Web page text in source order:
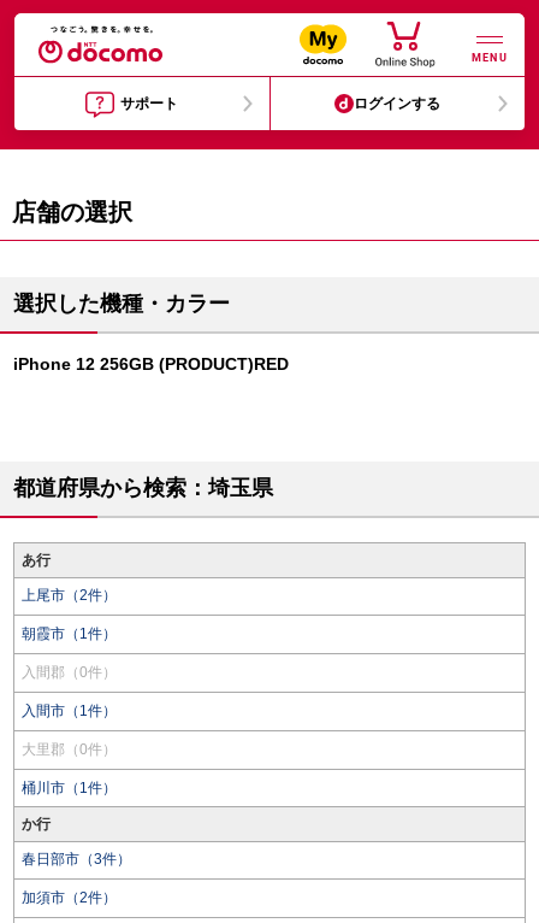
MENU
サポート ログインする
店舗の選択
選択した機種・カラー
iPhone 12 256GB (PRODUCT)RED
都道府県から検索：埼玉県
あ行
上尾市（2件）
朝霞市（1件）
入間郡（0件）
入間市（1件）
大里郡（0件）
桶川市（1件）
か行
春日部市（3件）
加須市（2件）